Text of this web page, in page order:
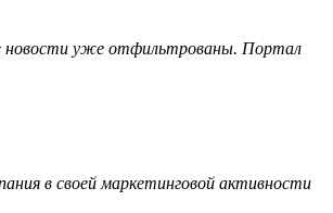
новости уже отфильтрованы. Портал
в своей маркетинговой активности